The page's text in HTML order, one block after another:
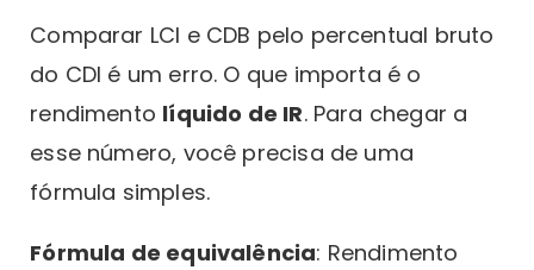
Comparar LCI e CDB pelo percentual bruto
do CDI é um erro. O que importa é o
rendimento líquido de IR. Para chegar a
esse número, você precisa de uma
fórmula simples.
Fórmula de equivalência: Rendimento